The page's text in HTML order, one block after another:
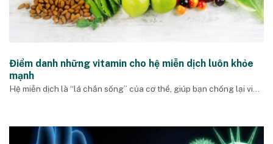
Điểm danh những vitamin cho hệ miễn dịch luôn khỏe
mạnh
Hệ miễn dịch là “lá chắn sống” của cơ thể, giúp bạn chống lại vi...